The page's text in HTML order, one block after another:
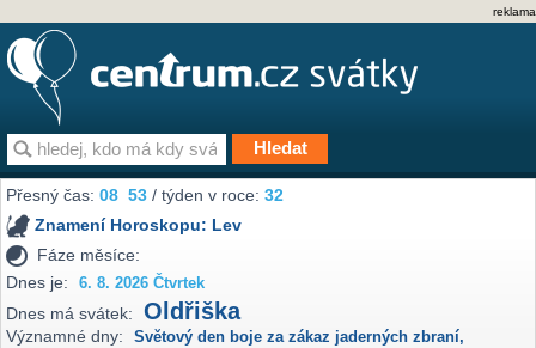
reklama
Přesný čas:08 53 / týden v roce:32
Znamení Horoskopu: Lev
Fáze měsíce:
Dnes je:
6. 8. 2026 Čtvrtek
Dnes má svátek: Oldřiška
Významné dny: Světový den boje za zákaz jaderných zbraní,